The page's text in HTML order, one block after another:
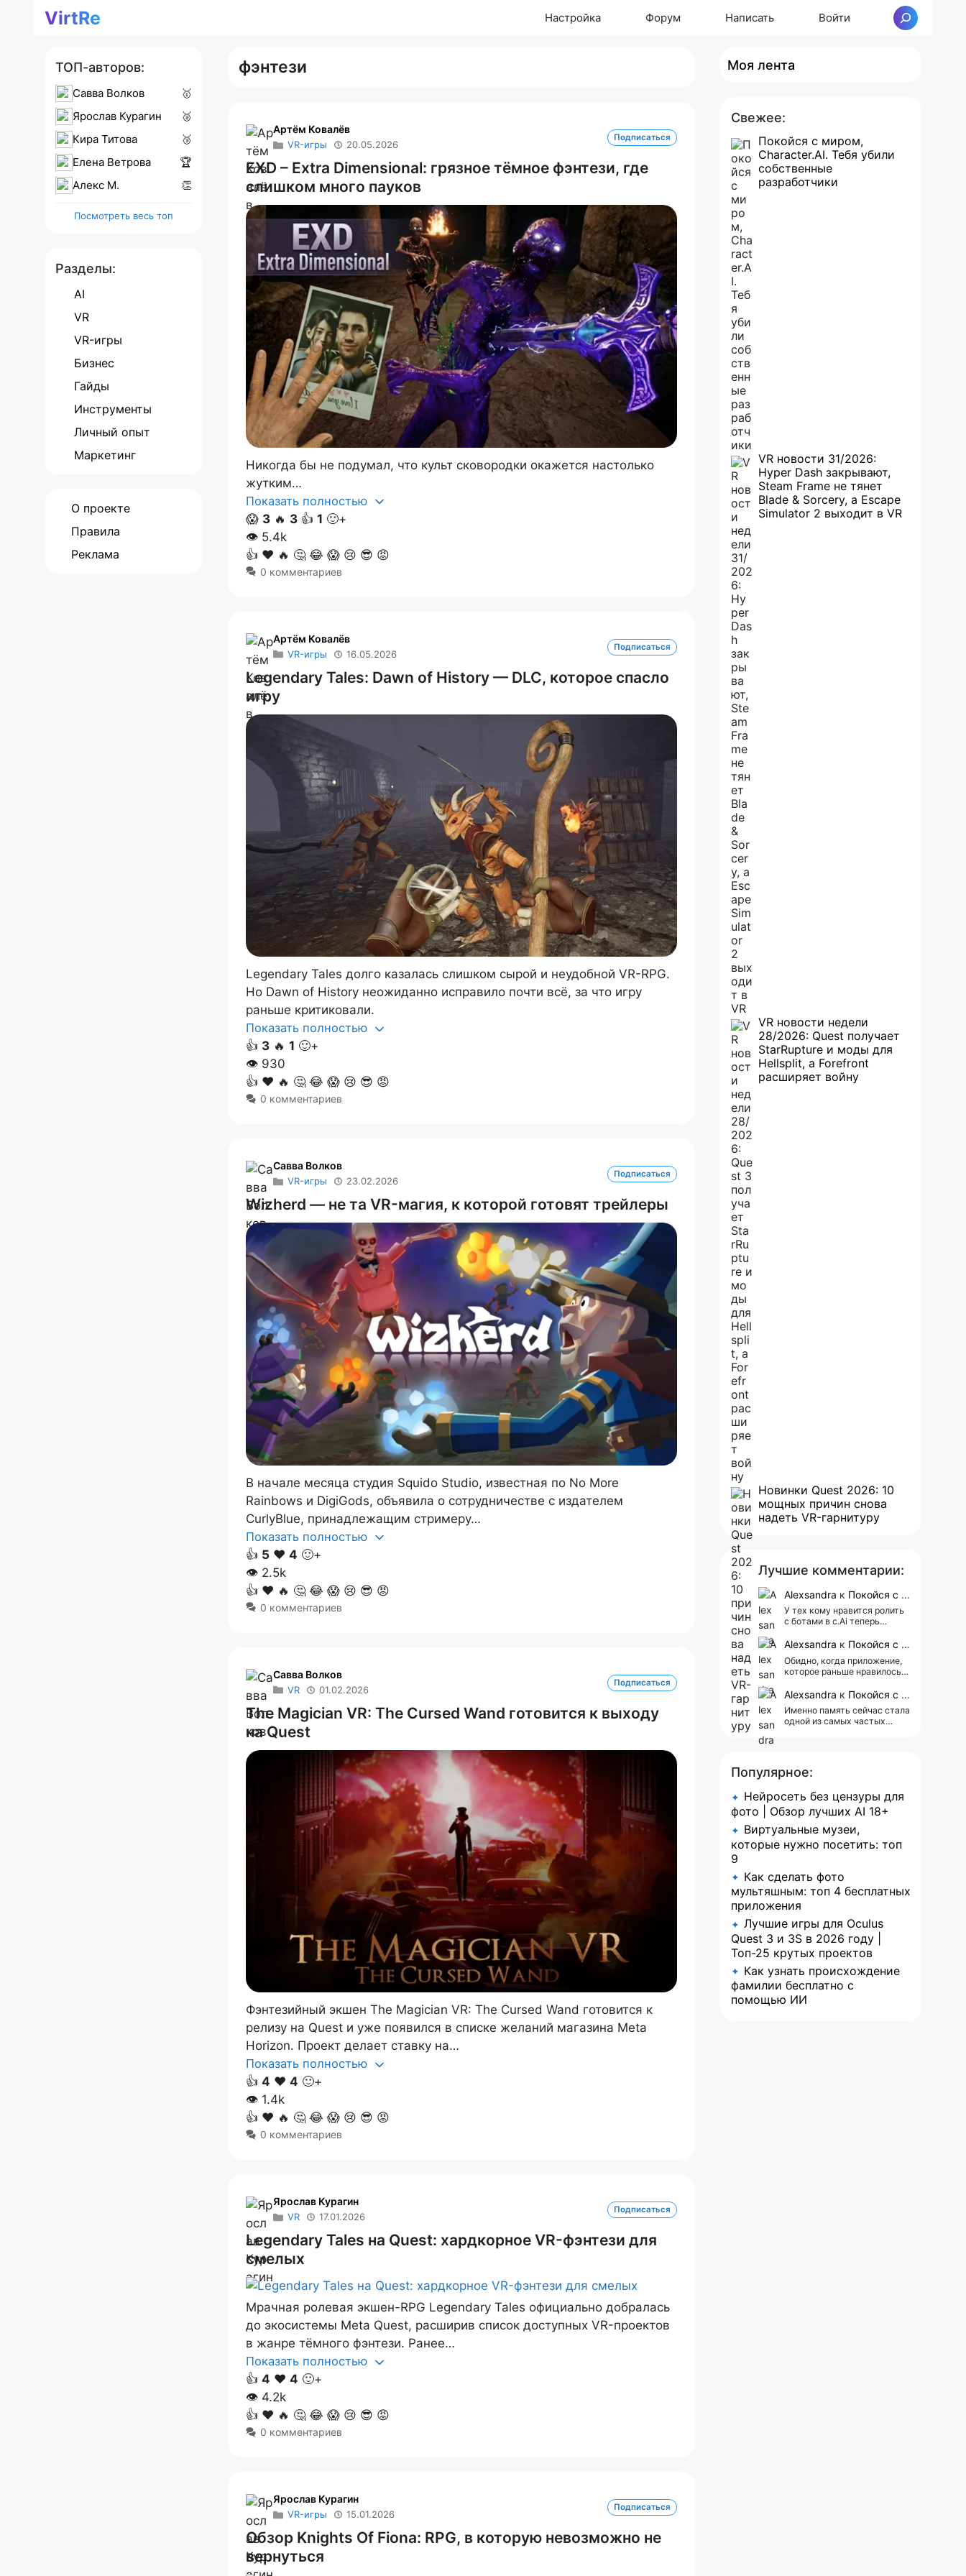
ПерейтиVirtRe Настройка Форум Написать Войти Поиск
фэнтези
Артём Ковалёв
VR-игры 20.05.2026
Подписаться
EXD – Extra Dimensional: грязное тёмное фэнтези, где
слишком много пауков
Никогда бы не подумал, что культ сковородки окажется настолько
жутким…
Показать полностью
😱 3 🔥 3 👍 1 🙂+
👁 5.4k
👍 ❤️ 🔥 🤔 😂 😱 😢 😎 😡
0 комментариев
Артём Ковалёв
VR-игры 16.05.2026
Подписаться
Legendary Tales: Dawn of History — DLC, которое спасло
игру
Legendary Tales долго казалась слишком сырой и неудобной VR-RPG.
Но Dawn of History неожиданно исправило почти всё, за что игру
раньше критиковали.
Показать полностью
👍 3 🔥 1 🙂+
👁 930
👍 ❤️ 🔥 🤔 😂 😱 😢 😎 😡
0 комментариев
Савва Волков
VR-игры 23.02.2026
Подписаться
Wizherd — не та VR-магия, к которой готовят трейлеры
В начале месяца студия Squido Studio, известная по No More
Rainbows и DigiGods, объявила о сотрудничестве с издателем
CurlyBlue, принадлежащим стримеру…
Показать полностью
👍 5 ❤️ 4 🙂+
👁 2.5k
👍 ❤️ 🔥 🤔 😂 😱 😢 😎 😡
0 комментариев
Савва Волков
VR 01.02.2026
Подписаться
The Magician VR: The Cursed Wand готовится к выходу
на Quest
Фэнтезийный экшен The Magician VR: The Cursed Wand готовится к
релизу на Quest и уже появился в списке желаний магазина Meta
Horizon. Проект делает ставку на…
Показать полностью
👍 4 ❤️ 4 🙂+
👁 1.4k
👍 ❤️ 🔥 🤔 😂 😱 😢 😎 😡
0 комментариев
Ярослав Курагин
VR 17.01.2026
Подписаться
Legendary Tales на Quest: хардкорное VR-фэнтези для
смелых
Мрачная ролевая экшен-RPG Legendary Tales официально добралась
до экосистемы Meta Quest, расширив список доступных VR-проектов
в жанре тёмного фэнтези. Ранее…
Показать полностью
👍 4 ❤️ 4 🙂+
👁 4.2k
👍 ❤️ 🔥 🤔 😂 😱 😢 😎 😡
0 комментариев
Ярослав Курагин
VR-игры 15.01.2026
Подписаться
Обзор Knights Of Fiona: RPG, в которую невозможно не
вернуться
ТОП-авторов:
Савва Волков
🥇
Ярослав Курагин
🥈
Кира Титова
🥉
Елена Ветрова
🏆
Алекс M.
👏
Посмотреть весь топ
Разделы:
AI
VR
VR-игры
Бизнес
Гайды
Инструменты
Личный опыт
Маркетинг
О проекте
Правила
Реклама
Моя лента
Свежее:
Покойся с миром,
Character.AI. Тебя убили
собственные
разработчики
VR новости 31/2026:
Hyper Dash закрывают,
Steam Frame не тянет
Blade & Sorcery, а Escape
Simulator 2 выходит в VR
VR новости недели
28/2026: Quest получает
StarRupture и моды для
Hellsplit, а Forefront
расширяет войну
Новинки Quest 2026: 10
мощных причин снова
надеть VR-гарнитуру
Лучшие комментарии:
Alexsandra к Покойся с миром, Character.AI. Тебя убили собственные разработчики
У тех кому нравится ролить
с ботами в c.Ai теперь
АААААА 😁 ХВАТИТ 🤯😖😵‍💫
Alexsandra к Покойся с миром, Character.AI. Тебя убили собственные разработчики
Обидно, когда приложение,
которое раньше нравилось, а
реклама 😢
Alexsandra к Покойся с миром, Character.AI. Тебя убили собственные разработчики
Именно память сейчас стала
одной из самых частых
Популярное:
✦ Нейросеть без цензуры для
фото | Обзор лучших AI 18+
✦ Виртуальные музеи,
которые нужно посетить: топ
9
✦ Как сделать фото
мультяшным: топ 4 бесплатных
приложения
✦ Лучшие игры для Oculus
Quest 3 и 3S в 2026 году |
Топ-25 крутых проектов
✦ Как узнать происхождение
фамилии бесплатно с
помощью ИИ